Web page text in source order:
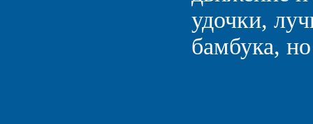
удочки,
бамбука,